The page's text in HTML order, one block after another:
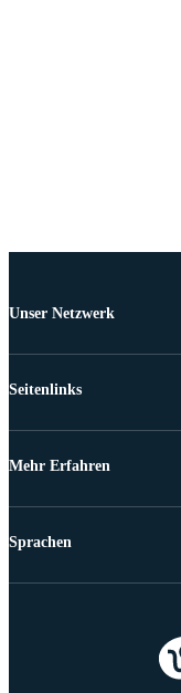
Unser Netzwerk
Seitenlinks
Mehr Erfahren
Sprachen